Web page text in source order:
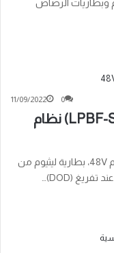
وبطاريات الرصاص
11/09/2022 0
مواصفات بطارية ليثيوم (LPBF-S 48200) نظام
مواصفات بطارية ليثيوم (LPBF-S 48200) نظام 48V، بطارية ليثيوم من